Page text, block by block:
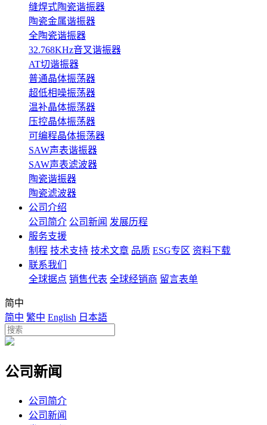
缝焊式陶瓷谐振器
陶瓷金属谐振器
全陶瓷谐振器
32.768KHz音叉谐振器
AT切谐振器
普通晶体振荡器
超低相噪振荡器
温补晶体振荡器
压控晶体振荡器
可编程晶体振荡器
SAW声表谐振器
SAW声表滤波器
陶瓷谐振器
陶瓷滤波器
公司介绍
公司简介 公司新闻 发展历程
服务支援
制程 技术支持 技术文章 品质 ESG专区 资料下载
联系我们
全球据点 销售代表 全球经销商 留言表单
简中
简中 繁中 English 日本語
公司新闻
公司简介
公司新闻